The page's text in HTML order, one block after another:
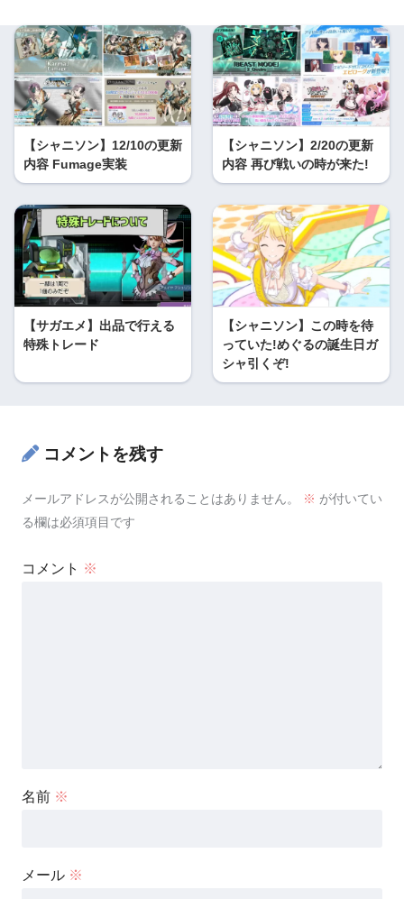
【シャニソン】12/10の更新
内容 Fumage実装
【シャニソン】2/20の更新
内容 再び戦いの時が来た!
【サガエメ】出品で行える
特殊トレード
【シャニソン】この時を待
っていた!めぐるの誕生日ガ
シャ引くぞ!
コメントを残す
メールアドレスが公開されることはありません。 ※ が付いてい
る欄は必須項目です
コメント ※
名前 ※
メール ※